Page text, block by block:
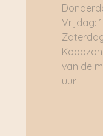
Vrijdag:
van de
uur